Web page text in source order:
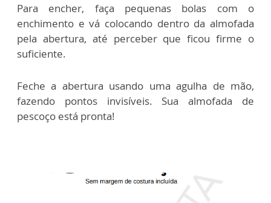
Para encher, faça pequenas bolas com o
enchimento e vá colocando dentro da almofada
pela abertura, até perceber que ficou firme o
suficiente.
Feche a abertura usando uma agulha de mão,
fazendo pontos invisíveis. Sua almofada de
pescoço está pronta!